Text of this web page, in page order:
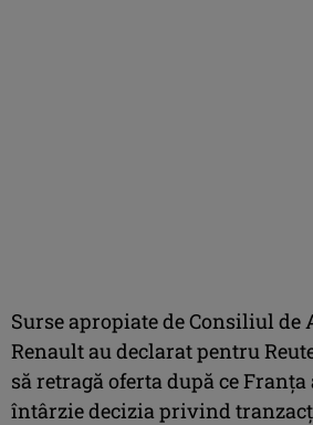
Surse apropiate de Consiliul
Renault au declarat pentru
să retragă oferta după ce
întârzie decizia privind